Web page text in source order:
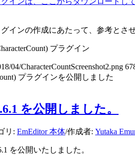
インの作成にあたって、参考とさ
04/CharacterCountScreenshot2.png
プラグインを公開しました
を公開しました。
リ: EmEditor 本体/作成者: Yutaka
を公開いたしました。